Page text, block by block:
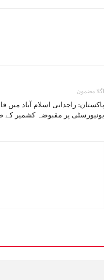
اگلا مضمون
پاکستان: راجدانی اسلام آباد میں
یونیورسٹی پر مقبوضہ کشمیر کے